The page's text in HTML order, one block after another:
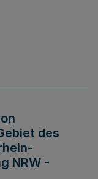
des
NRW -